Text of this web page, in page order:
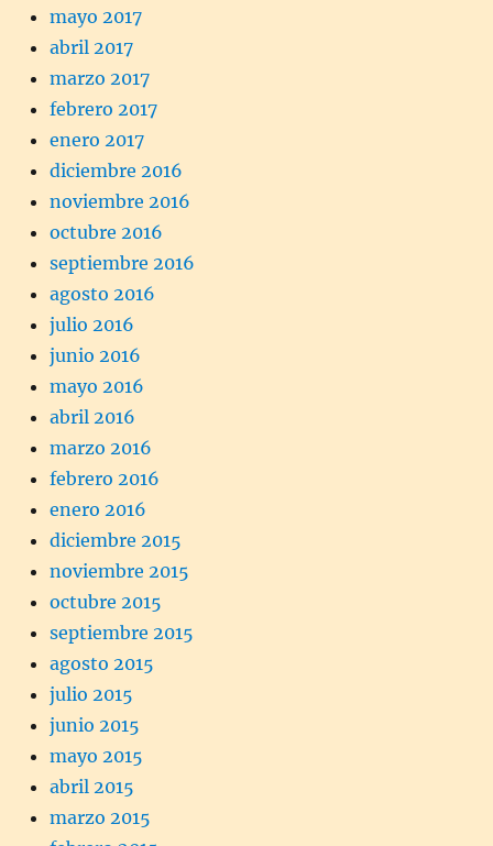
mayo 2017
abril 2017
marzo 2017
febrero 2017
enero 2017
diciembre 2016
noviembre 2016
octubre 2016
septiembre 2016
agosto 2016
julio 2016
junio 2016
mayo 2016
abril 2016
marzo 2016
febrero 2016
enero 2016
diciembre 2015
noviembre 2015
octubre 2015
septiembre 2015
agosto 2015
julio 2015
junio 2015
mayo 2015
abril 2015
marzo 2015